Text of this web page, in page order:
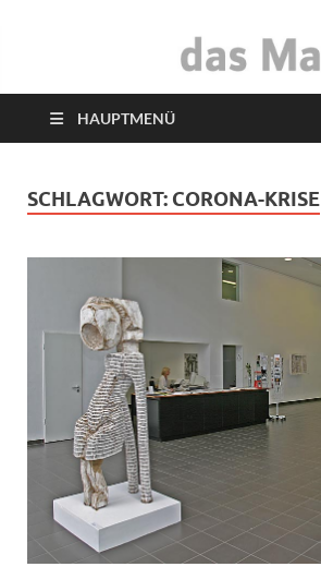
das Marburger.
HAUPTMENÜ
SCHLAGWORT: CORONA-KRISE